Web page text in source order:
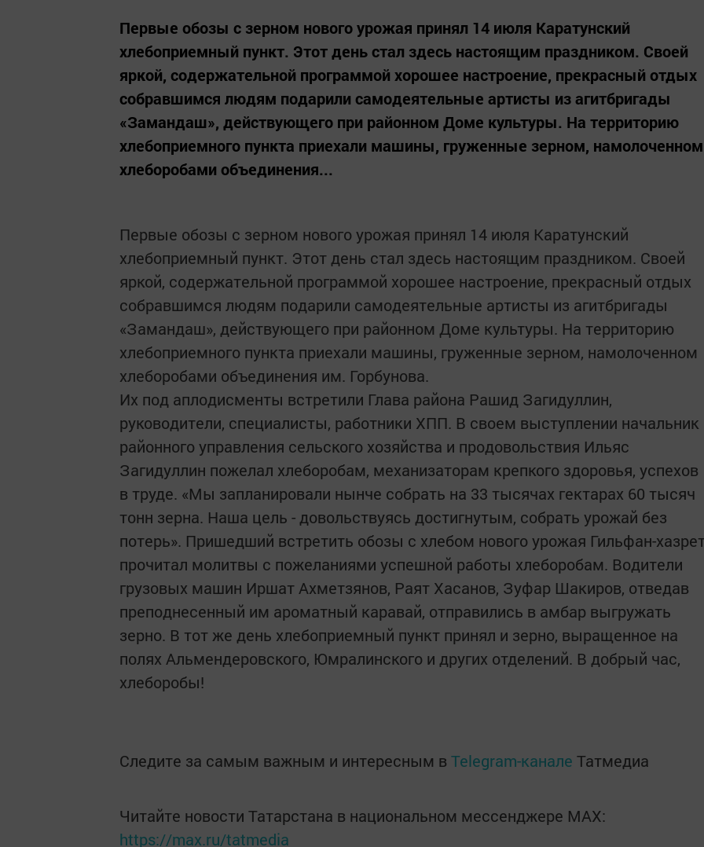
Первые обозы с зерном нового урожая принял 14 июля Каратунский
хлебоприемный пункт. Этот день стал здесь настоящим праздником. Своей
яркой, содержательной программой хорошее настроение, прекрасный отдых
собравшимся людям подарили самодеятельные артисты из агитбригады
«Замандаш», действующего при районном Доме культуры. На территорию
хлебоприемного пункта приехали машины, груженные зерном, намолоченном
хлеборобами объединения...
Первые обозы с зерном нового урожая принял 14 июля Каратунский
хлебоприемный пункт. Этот день стал здесь настоящим праздником. Своей
яркой, содержательной программой хорошее настроение, прекрасный отдых
собравшимся людям подарили самодеятельные артисты из агитбригады
«Замандаш», действующего при районном Доме культуры. На территорию
хлебоприемного пункта приехали машины, груженные зерном, намолоченном
хлеборобами объединения им. Горбунова.
Их под аплодисменты встретили Глава района Рашид Загидуллин,
руководители, специалисты, работники ХПП. В своем выступлении начальник
районного управления сельского хозяйства и продовольствия Ильяс
Загидуллин пожелал хлеборобам, механизаторам крепкого здоровья, успехов
в труде. «Мы запланировали нынче собрать на 33 тысячах гектарах 60 тысяч
тонн зерна. Наша цель - довольствуясь достигнутым, собрать урожай без
потерь». Пришедший встретить обозы с хлебом нового урожая Гильфан-
прочитал молитвы с пожеланиями успешной работы хлеборобам. Водители
грузовых машин Иршат Ахметзянов, Раят Хасанов, Зуфар Шакиров, отведав
преподнесенный им ароматный каравай, отправились в амбар выгружать
зерно. В тот же день хлебоприемный пункт принял и зерно, выращенное на
полях Альмендеровского, Юмралинского и других отделений. В добрый час,
хлеборобы!
Следите за самым важным и интересным в Telegram-канале Татмедиа
Читайте новости Татарстана в национальном мессенджере MАХ:
https://max.ru/tatmedia